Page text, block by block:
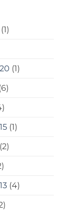
(1)
(1)
(4)